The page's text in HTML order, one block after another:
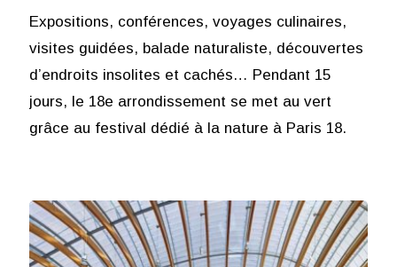
Expositions, conférences, voyages culinaires,
visites guidées, balade naturaliste, découvertes
d’endroits insolites et cachés… Pendant 15
jours, le 18e arrondissement se met au vert
grâce au festival dédié à la nature à Paris 18.